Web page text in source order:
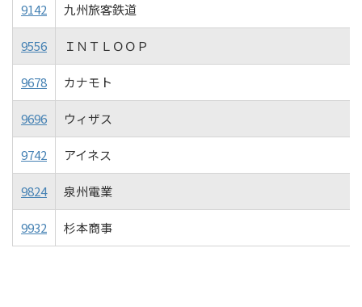
9142 九州旅客鉄道
9556 ＩＮＴＬＯＯＰ
9678 カナモト
9696 ウィザス
9742 アイネス
9824 泉州電業
9932 杉本商事